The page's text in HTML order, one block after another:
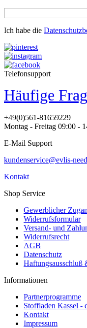
Ich habe die
Telefonsupport
Häufige
+49(0)561-81659229
Montag - Freitag 09:00 -
E-Mail Support
kundenservice@evlis-
Kontakt
Shop Service
Gewerblicher
Widerrufsformular
Versand- und
Widerrufsrecht
AGB
Datenschutz
Haftungsausschluß
Informationen
Partnerprogramme
Stoffladen Kassel -
Kontakt
Impressum